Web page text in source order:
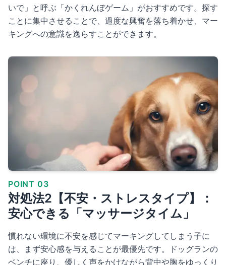
いで」と呼ぶ「かくれんぼゲーム」がおすすめです。探す
ことに集中させることで、過度な興奮を落ち着かせ、マー
キングへの意識を逸らすことができます。
POINT 03
対処法2【不安・ストレスタイプ】：
安心できる「マッサージタイム」
慣れない環境に不安を感じてマーキングしてしまう子に
は、まず安心感を与えることが最優先です。ドッグランの
ベンチに座り、優しく声をかけながら背中や胸をゆっくり